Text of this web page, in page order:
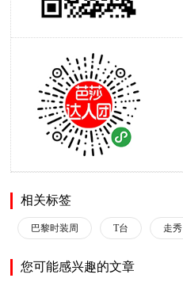
相关标签
巴黎时装周 T台 走秀
您可能感兴趣的文章